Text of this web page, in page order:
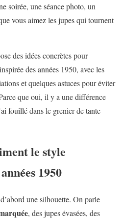
soirée, une séance photo, un
vous aimez les jupes qui tournent
des idées concrètes pour
des années 1950, avec les
et quelques astuces pour éviter
que oui, il y a une différence
fouillé dans le grenier de tante
le style
1950
une silhouette. On parle
, des jupes évasées, des